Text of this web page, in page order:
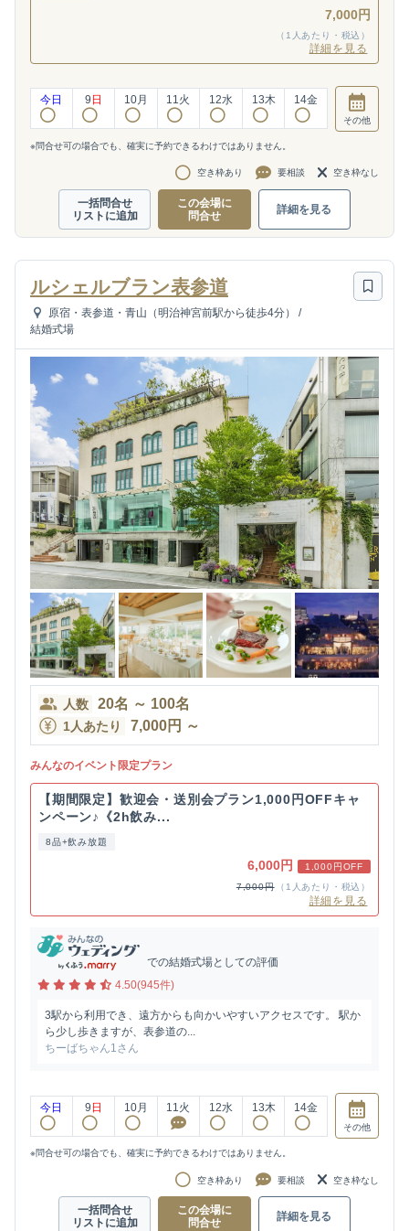
7,000円
（1人あたり・税込）
詳細を見る
今日 9 日 10月 11火 12水 13木 14金
その他
※問合せ可の場合でも、確実に予約できるわけではありません。
空き枠あり 要相談 空き枠なし
一括問合せ
リストに追加
この会場に
問合せ
詳細を見る
ルシェルブラン表参道
原宿・表参道・青山（明治神宮前駅から徒歩4分）
/
結婚式場
人数 20名 ～ 100名
1人あたり 7,000円 ～
みんなのイベント限定プラン
【期間限定】歓迎会・送別会プラン1,000円OFFキャ
ンペーン♪《2h飲み...
8品+飲み放題
6,000円
1,000円OFF
7,000円
（1人あたり・税込）
詳細を見る
での結婚式場としての評価
4.50(945件)
3駅から利用でき、遠方からも向かいやすいアクセスです。 駅か
ら少し歩きますが、表参道の...
ちーばちゃん1さん
今日 9 日 10月 11火 12水 13木 14金
その他
※問合せ可の場合でも、確実に予約できるわけではありません。
空き枠あり 要相談 空き枠なし
一括問合せ
リストに追加
この会場に
問合せ
詳細を見る